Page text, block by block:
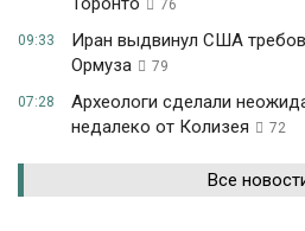
76
09:33
Иран выдвинул США
Ормуза
79
07:28
Археологи сделали
недалеко от Колизея
72
Все